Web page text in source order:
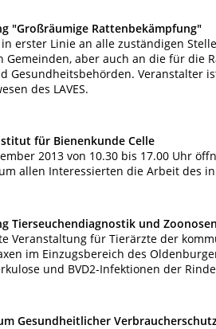
"Großräumige Rattenbekämpfung"
erster Linie an alle zuständigen
Gemeinden, aber auch an die für die
Gesundheitsbehörden. Veranstalter
des LAVES.
für Bienenkunde Celle
2013 von 10.30 bis 17.00 Uhr
um allen Interessierten die Arbeit des
Tierseuchendiagnostik und
Veranstaltung für Tierärzte der
im Einzugsbereich des
und BVD2-Infektionen der
Gesundheitlicher